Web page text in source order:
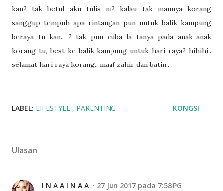
kan? tak betul aku tulis ni? kalau tak maunya korang
sanggup tempuh apa rintangan pun untuk balik kampung
beraya tu kan.. ? tak pun cuba la tanya pada anak-anak
korang tu, best ke balik kampung untuk hari raya? hihihi..
selamat hari raya korang.. maaf zahir dan batin..
LABEL: LIFESTYLE PARENTING KONGSI
Ulasan
I N A A I N A A 27 Jun 2017 pada 7:58 PG